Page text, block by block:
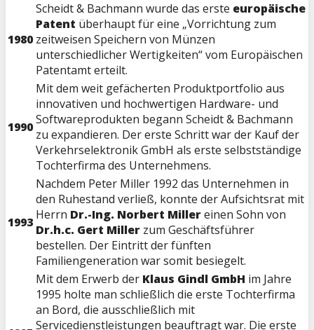
1980
Scheidt & Bachmann wurde das erste europäische
Patent überhaupt für eine „Vorrichtung zum
zeitweisen Speichern von Münzen
unterschiedlicher Wertigkeiten“ vom Europäischen
Patentamt erteilt.
1990
Mit dem weit gefächerten Produktportfolio aus
innovativen und hochwertigen Hardware- und
Softwareprodukten begann Scheidt & Bachmann
zu expandieren. Der erste Schritt war der Kauf der
Verkehrselektronik GmbH als erste selbstständige
Tochterfirma des Unternehmens.
1993
Nachdem Peter Miller 1992 das Unternehmen in
den Ruhestand verließ, konnte der Aufsichtsrat mit
Herrn Dr.-Ing. Norbert Millereinen Sohn von
Dr.h.c. Gert Miller zum Geschäftsführer
bestellen. Der Eintritt der fünften
Familiengeneration war somit besiegelt.
Mit dem Erwerb der Klaus Gindl GmbH im Jahre
1995 holte man schließlich die erste Tochterfirma
an Bord, die ausschließlich mit
Servicedienstleistungen beauftragt war. Die erste